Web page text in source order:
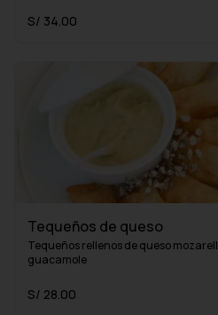
S/ 34.00
Tequeños de queso
Tequeños rellenos de queso
guacamole
S/ 28.00